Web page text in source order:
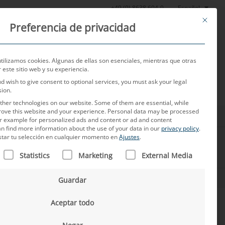
+49 (0) 8638 604-0 Español
Noticias Sobre nosotros Empleo Contacto
I 5000 empleados I
This
Preferencia de privacidad
cookies. Algunas de ellas son esenciales, mientras que otras
sitio web y su experiencia.
wish to give consent to optional services, you must ask your legal
technologies on our website. Some of them are essential, while
this website and your experience. Personal data may be processed
example for personalized ads and content or ad and content
find more information about the use of your data in our privacy policy.
tu selección en cualquier momento enAjustes.
FIGURA UNA LISTA DE LOS GRUPOS DE SERVICIOS
Statistics Marketing External Media
Guardar
Aceptar todo